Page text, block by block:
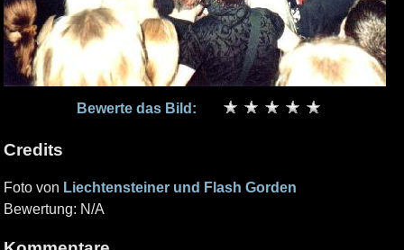
Bewerte das Bild:
Credits
Foto von Liechtensteiner und Flash Gorden
Bewertung: N/A